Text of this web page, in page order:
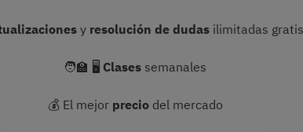
y resolución de dudasilimitadas gratis
🧑‍🏫 🖥️ Clases semanales
💰 El mejor preciodel mercado